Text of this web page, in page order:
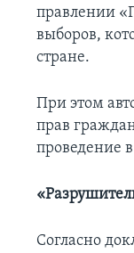
правлении
выборов,
стране.
При этом
прав
проведение
Согласно